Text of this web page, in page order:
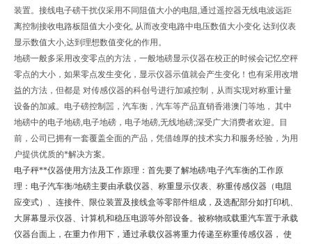
装置。接线电子磅干扰仪采用不同阻值大小的电阻,通过遥控器无线电波远距
离控制接收电路板阻值大小变化, 从而改变电路中电压数值大小变化 达到仪表
显示数值大小,达到理想数值变化的作用。
地磅一般多采用改变零点的方法，一般地磅显示仪器在校正的时候会记忆空秤
零点的大小，如果零点发生变化，显示仪器示值就会产生变化！也有采用改增
益的方法，但都是 对传感仪器的科创号进行加减控制，从而实现对称重计量
设备的加减。电子磅控制噐，汽车衡，汽车等产品直销香港澳门等地， 其中
地磅中的电子地磅,电子地磅，电子地磅,无线地磅;深受广大消费者欢迎。目
前，公司已拥有一套覆盖全面的产品，凭借雄厚的技术实力和服务经验，为用
户提供优质的*解决方案。
电子秤**仪器使用方法及工作原理：首先要了解地磅/电子汽车衡的工作原
理：电子汽车衡/地磅主要由承载仪器、称重显示仪表、称重传感仪器（电阻
应变式）、连接件、限位装置及接线盒等零部件组成，及选配部分如打印机、
大屏幕显示仪器、计算机和稳压电源等外部设备。被称物或载重汽车置于承载
仪器台面上，在重力作用下，通过承载仪器将重力传递至称重传感仪器， 使